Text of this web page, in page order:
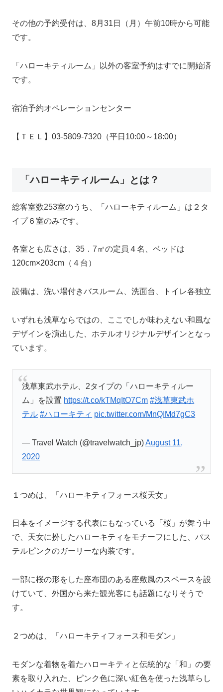
その他の予約受付は、8月31日（月）午前10時から可能
です。
「ハローキティルーム」以外の客室予約はすでに開始済
です。
宿泊予約オペレーションセンター
【ＴＥＬ】03-5809-7320（平日10:00～18:00）
「ハローキティルーム」とは？
総客室数253室のうち、「ハローキティルーム」は２タ
イプ６室のみです。
各室とも広さは、35．7㎡の定員４名、ベッドは
120cm×203cm（４台）
設備は、洗い場付きバスルーム、洗面台、トイレ各独立
いずれも浅草ならではの、ここでしか味わえない和風な
デザインを演出した、ホテルオリジナルデザインとなっ
ています。
浅草東武ホテル、2タイプの「ハローキティルー
ム」を設置 https://t.co/kTMqItO7Cm #浅草東武ホ
テル #ハローキティ pic.twitter.com/MnQIMd7gC3
— Travel Watch (@travelwatch_jp)August 11,
2020
１つめは、 「ハローキティフォース桜天女」
日本をイメージする代表にもなっている「桜」が舞う中
で、天女に扮したハローキティをモチーフにした、パス
テルピンクのガーリーな内装です。
一部に桜の形をした座布団のある座敷風のスペースを設
けていて、外国から来た観光客にも話題になりそうで
す。
２つめは、 「ハローキティフォース和モダン」
モダンな着物を着たハローキティと伝統的な「和」の要
素を取り入れた、ピンク色に深い紅色を使った浅草らし